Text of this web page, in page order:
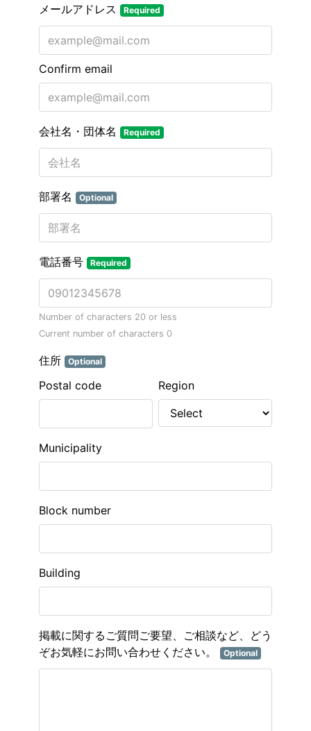
メールアドレス Required
Confirm email
会社名・団体名 Required
部署名 Optional
電話番号 Required
Number of characters 20 or less
Current number of characters 0
住所 Optional
Postal code Region
Municipality
Block number
Building
掲載に関するご質問ご要望、ご相談など、どう
ぞお気軽にお問い合わせください。
Optional